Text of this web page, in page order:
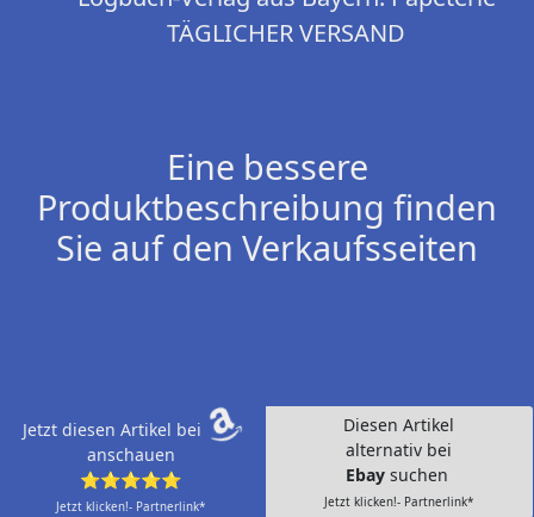
TÄGLICHER VERSAND
Eine bessere
Produktbeschreibung finden
Sie auf den Verkaufsseiten
Jetzt diesen Artikel bei
anschauen
⭐⭐⭐⭐⭐
Jetzt klicken!- Partnerlink*
Diesen Artikel
alternativ bei
Ebay suchen
Jetzt klicken!- Partnerlink*